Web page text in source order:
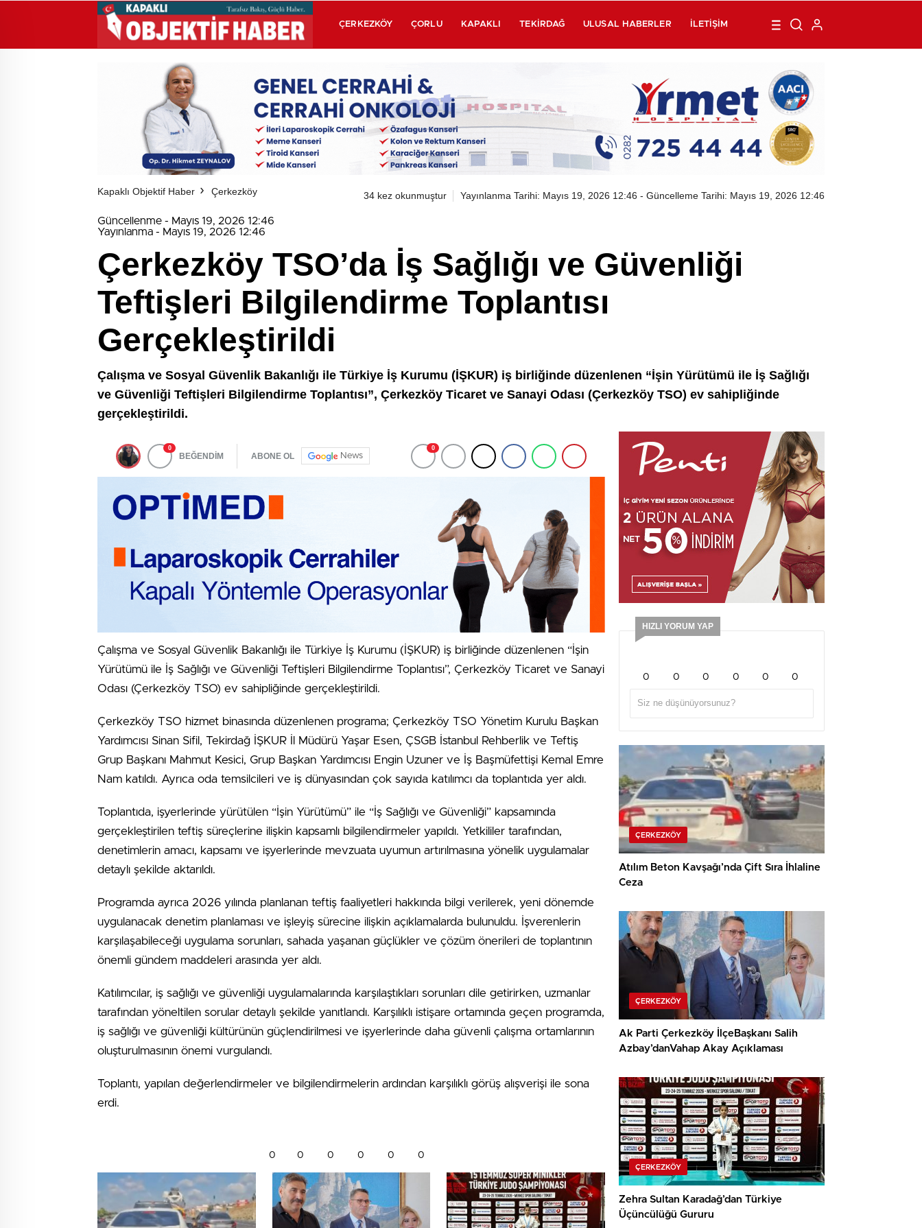
ÇERKEZKÖY ÇORLU KAPAKLI TEKIRDAĞ ULUSAL HABERLER İLETIŞIM
Kapaklı Objektif Haber Çerkezköy 34 kez okunmuştur Yayınlanma Tarihi: Mayıs 19, 2026 12:46 - Güncelleme Tarihi: Mayıs 19, 2026 12:46
Güncellenme - Mayıs 19, 2026 12:46
Yayınlanma - Mayıs 19, 2026 12:46
Çerkezköy TSO’da İş Sağlığı ve Güvenliği
Teftişleri Bilgilendirme Toplantısı
Gerçekleştirildi
Çalışma ve Sosyal Güvenlik Bakanlığı ile Türkiye İş Kurumu (İŞKUR) iş birliğinde düzenlenen “İşin Yürütümü ile İş Sağlığı
ve Güvenliği Teftişleri Bilgilendirme Toplantısı”, Çerkezköy Ticaret ve Sanayi Odası (Çerkezköy TSO) ev sahipliğinde
gerçekleştirildi.
0
BEĞENDİM ABONE OL News
0
Çalışma ve Sosyal Güvenlik Bakanlığı ile Türkiye İş Kurumu (İŞKUR) iş birliğinde düzenlenen “İşin
Yürütümü ile İş Sağlığı ve Güvenliği Teftişleri Bilgilendirme Toplantısı”, Çerkezköy Ticaret ve Sanayi
Odası (Çerkezköy TSO) ev sahipliğinde gerçekleştirildi.
Çerkezköy TSO hizmet binasında düzenlenen programa; Çerkezköy TSO Yönetim Kurulu Başkan
Yardımcısı Sinan Sifil, Tekirdağ İŞKUR İl Müdürü Yaşar Esen, ÇSGB İstanbul Rehberlik ve Teftiş
Grup Başkanı Mahmut Kesici, Grup Başkan Yardımcısı Engin Uzuner ve İş Başmüfettişi Kemal Emre
Nam katıldı. Ayrıca oda temsilcileri ve iş dünyasından çok sayıda katılımcı da toplantıda yer aldı.
Toplantıda, işyerlerinde yürütülen “İşin Yürütümü” ile “İş Sağlığı ve Güvenliği” kapsamında
gerçekleştirilen teftiş süreçlerine ilişkin kapsamlı bilgilendirmeler yapıldı. Yetkililer tarafından,
denetimlerin amacı, kapsamı ve işyerlerinde mevzuata uyumun artırılmasına yönelik uygulamalar
detaylı şekilde aktarıldı.
Programda ayrıca 2026 yılında planlanan teftiş faaliyetleri hakkında bilgi verilerek, yeni dönemde
uygulanacak denetim planlaması ve işleyiş sürecine ilişkin açıklamalarda bulunuldu. İşverenlerin
karşılaşabileceği uygulama sorunları, sahada yaşanan güçlükler ve çözüm önerileri de toplantının
önemli gündem maddeleri arasında yer aldı.
Katılımcılar, iş sağlığı ve güvenliği uygulamalarında karşılaştıkları sorunları dile getirirken, uzmanlar
tarafından yöneltilen sorular detaylı şekilde yanıtlandı. Karşılıklı istişare ortamında geçen programda,
iş sağlığı ve güvenliği kültürünün güçlendirilmesi ve işyerlerinde daha güvenli çalışma ortamlarının
oluşturulmasının önemi vurgulandı.
Toplantı, yapılan değerlendirmeler ve bilgilendirmelerin ardından karşılıklı görüş alışverişi ile sona
erdi.
0 0 0 0 0 0
HIZLI YORUM YAP
0 0 0 0 0 0
ÇERKEZKÖY
Atılım Beton Kavşağı’nda Çift Sıra İhlaline
Ceza
ÇERKEZKÖY
Ak Parti Çerkezköy İlçeBaşkanı Salih
Azbay’danVahap Akay Açıklaması
ÇERKEZKÖY
Zehra Sultan Karadağ’dan Türkiye
Üçüncülüğü Gururu